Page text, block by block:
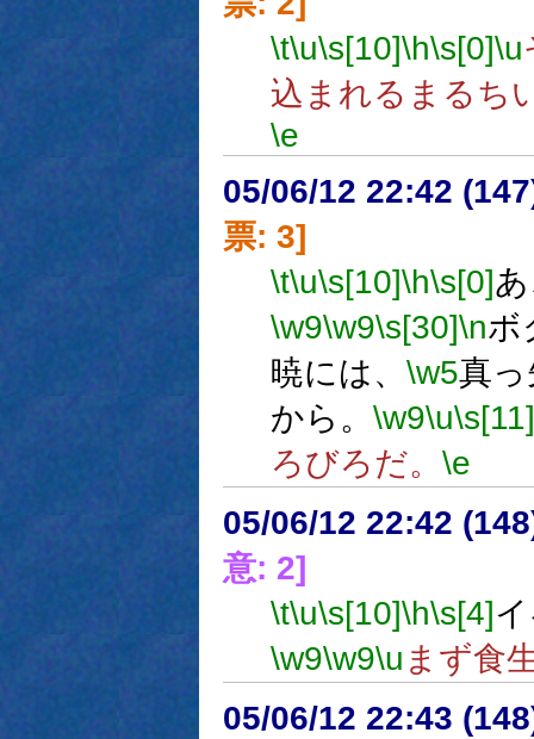
\t\u\s[10]\h\s[0]\u
込まれるまるち
\e
05/06/12 22:42
票: 3]
\t\u\s[10]\h\s[0]
\w9\w9\s[30]\nボ
暁には、 \w5真
から。 \w9\u\s[11]
ろびろだ。 \e
05/06/12 22:42
意: 2]
\t\u\s[10]\h\s[4]
\w9\w9\u まず食
05/06/12 22:43